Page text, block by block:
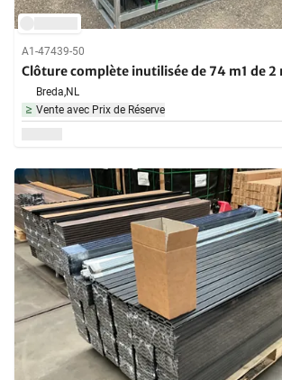
A1-47439-50
Clôture complète inutilisée de 74 m1 de 2
Breda,NL
Vente avec Prix de Réserve